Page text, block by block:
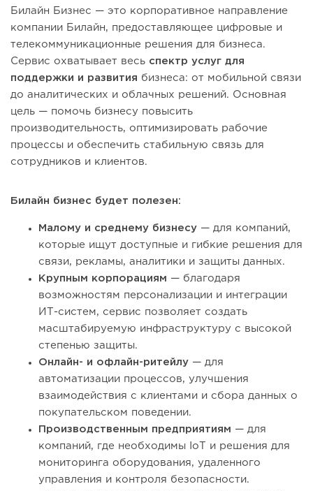
Билайн Бизнес — это корпоративное направление
компании Билайн, предоставляющее цифровые и
телекоммуникационные решения для бизнеса.
Сервис охватывает весь спектр услуг для
поддержки и развития бизнеса: от мобильной связи
до аналитических и облачных решений. Основная
цель — помочь бизнесу повысить
производительность, оптимизировать рабочие
процессы и обеспечить стабильную связь для
сотрудников и клиентов.
Билайн бизнес будет полезен:
Малому и среднему бизнесу — для компаний,
которые ищут доступные и гибкие решения для
связи, рекламы, аналитики и защиты данных.
Крупным корпорациям — благодаря
возможностям персонализации и интеграции
ИТ-систем, сервис позволяет создать
масштабируемую инфраструктуру с высокой
степенью защиты.
Онлайн- и офлайн-ритейлу — для
автоматизации процессов, улучшения
взаимодействия с клиентами и сбора данных о
покупательском поведении.
Производственным предприятиям — для
компаний, где необходимы IoT и решения для
мониторинга оборудования, удаленного
управления и контроля безопасности.